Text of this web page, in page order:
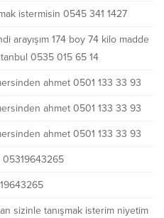
istermisin 0545 341 1427
arayışım 174 boy 74 kilo madde
0535 015 65 14
ahmet 0501 133 33 93
ahmet 0501 133 33 93
ahmet 0501 133 33 93
05319643265
sizinle tanışmak isterim niyetim